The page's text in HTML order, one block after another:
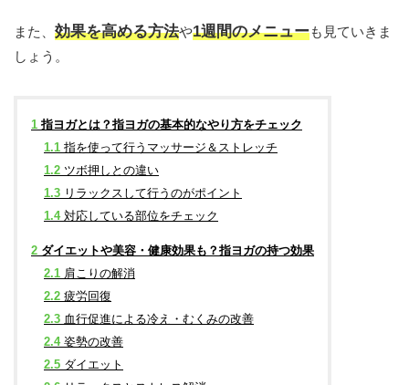
また、 効果を高める方法や1週間のメニューも見ていきま
しょう。
1 指ヨガとは？指ヨガの基本的なやり方をチェック
1.1 指を使って行うマッサージ＆ストレッチ
1.2 ツボ押しとの違い
1.3 リラックスして行うのがポイント
1.4対応している部位をチェック
2 ダイエットや美容・健康効果も？指ヨガの持つ効果
2.1 肩こりの解消
2.2 疲労回復
2.3 血行促進による冷え・むくみの改善
2.4姿勢の改善
2.5 ダイエット